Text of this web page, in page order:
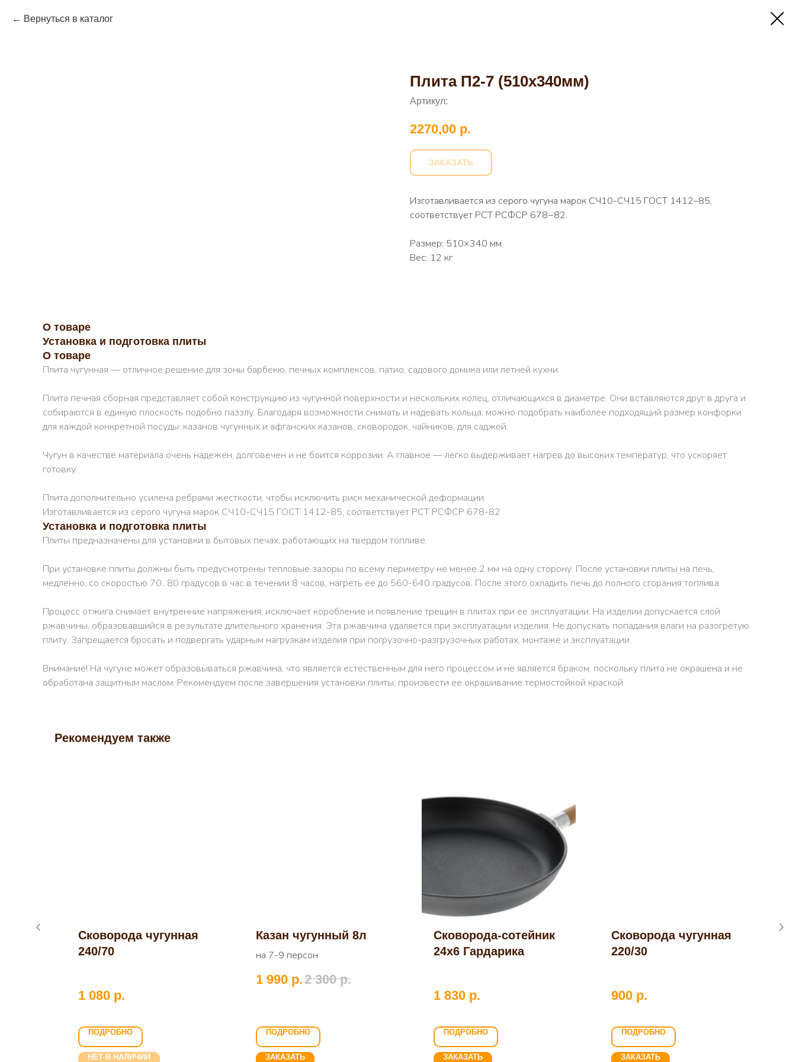
Вернуться в каталог
Плита П2-7 (510х340мм)
Артикул:
2270,00 р.
ЗАКАЗАТЬ
Изготавливается из серого чугуна марок СЧ10-СЧ15 ГОСТ 1412–85,
соответствует РСТ РСФСР 678−82.
Размер: 510×340 мм
Вес: 12 кг
О товаре
Установка и подготовка плиты
О товаре
Плита чугунная — отличное решение для зоны барбекю, печных комплексов, патио, садового домика или летней кухни.
Плита печная сборная представляет собой конструкцию из чугунной поверхности и нескольких колец, отличающихся в диаметре. Они вставляются друг в друга и
собираются в единую плоскость подобно паззлу. Благодаря возможности снимать и надевать кольца, можно подобрать наиболее подходящий размер конфорки
для каждой конкретной посуды: казанов чугунных и афганских казанов, сковородок, чайников, для саджей.
Чугун в качестве материала очень надежен, долговечен и не боится коррозии. А главное — легко выдерживает нагрев до высоких температур, что ускоряет
готовку.
Плита дополнительно усилена ребрами жесткости, чтобы исключить риск механической деформации.
Изготавливается из серого чугуна марок СЧ10-СЧ15 ГОСТ 1412-85, соответствует РСТ РСФСР 678-82
Установка и подготовка плиты
Плиты предназначены для установки в бытовых печах, работающих на твердом топливе.
При установке плиты должны быть предусмотрены тепловые зазоры по всему периметру не менее 2 мм на одну сторону. После установки плиты на печь,
медленно, со скоростью 70...80 градусов в час в течении 8 часов, нагреть ее до 560-640 градусов. После этого охладить печь до полного сгорания топлива.
Процесс отжига снимает внутренние напряжения, исключает коробление и появление трещин в плитах при ее эксплуатации. На изделии допускается слой
ржавчины, образовавшийся в результате длительного хранения. Эта ржавчина удаляется при эксплуатации изделия. Не допускать попадания влаги на разогретую
плиту. Запрещается бросать и подвергать ударным нагрузкам изделия при погрузочно-разгрузочных работах, монтаже и эксплуатации.
Внимание! На чугуне может образовываться ржавчина, что является естественным для него процессом и не является браком, поскольку плита не окрашена и не
обработана защитным маслом. Рекомендуем после завершения установки плиты, произвести ее окрашивание термостойкой краской.
Рекомендуем также
Сковорода чугунная
240/70
1 080 р.
ПОДРОБНО
НЕТ В НАЛИЧИИ
Казан чугунный 8л
на 7-9 персон
1 990 р.2 300 р.
ПОДРОБНО
ЗАКАЗАТЬ
Сковорода-сотейник
24х6 Гардарика
1 830 р.
ПОДРОБНО
ЗАКАЗАТЬ
Сковорода чугунная
220/30
900 р.
ПОДРОБНО
ЗАКАЗАТЬ